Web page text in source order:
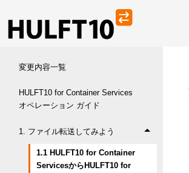
変更内容一覧
HULFT10 for Container Services
オペレーション ガイド
1. ファイル転送してみよう
1.1 HULFT10 for Container
ServicesからHULFT10 for